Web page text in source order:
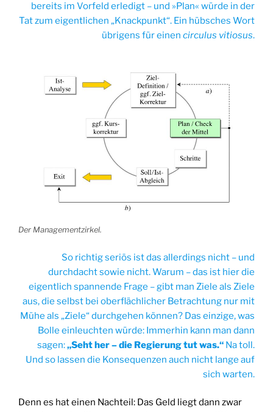
bereits im Vorfeld erledigt – und »Plan« würde in der
Tat zum eigentlichen „Knackpunkt“. Ein hübsches Wort
übrigens für einen circulus vitiosus.
Der Managementzirkel.
So richtig seriös ist das allerdings nicht – und
durchdacht sowie nicht. Warum – das ist hier die
eigentlich spannende Frage – gibt man Ziele als Ziele
aus, die selbst bei oberflächlicher Betrachtung nur mit
Mühe als „Ziele“ durchgehen können? Das einzige, was
Bolle einleuchten würde: Immerhin kann man dann
sagen:„Seht her – die Regierung tut was.“ Na toll.
Und so lassen die Konsequenzen auch nicht lange auf
sich warten.
Denn es hat einen Nachteil: Das Geld liegt dann zwar